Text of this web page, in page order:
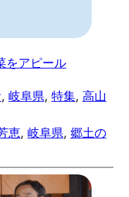
をアピール
, 岐阜県, 特集, 高山
恵, 岐阜県, 郷土の